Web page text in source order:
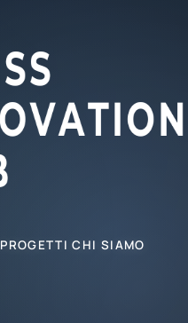
PROGETTICHI SIAMO